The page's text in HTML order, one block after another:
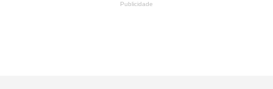
Publicidade